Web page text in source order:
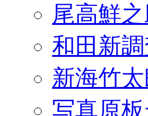
尾高鮮
和田新
新海竹
写真原